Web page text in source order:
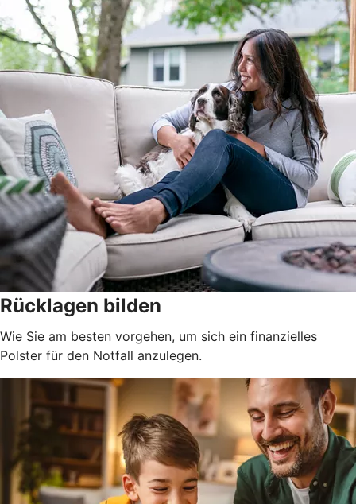
Rücklagen bilden
Wie Sie am besten vorgehen, um sich ein finanzielles
Polster für den Notfall anzulegen.